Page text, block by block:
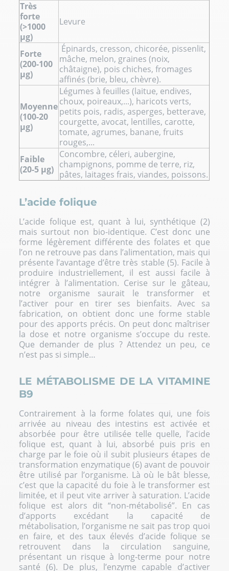
Très
forte
(>1000
μg)
Levure
Forte
(200-100
μg)
Épinards, cresson, chicorée, pissenlit,
mâche, melon, graines (noix,
châtaigne), pois chiches, fromages
affinés (brie, bleu, chèvre).
Moyenne
(100-20
μg)
Légumes à feuilles (laitue, endives,
choux, poireaux,...), haricots verts,
petits pois, radis, asperges, betterave,
courgette, avocat, lentilles, carotte,
tomate, agrumes, banane, fruits
rouges,...
Faible
(20-5 μg)
Concombre, céleri, aubergine,
champignons, pomme de terre, riz,
pâtes, laitages frais, viandes, poissons.
L’acide folique
L’acide folique est, quant à lui, synthétique (2)
mais surtout non bio-identique. C’est donc une
forme légèrement différente des folates et que
l’on ne retrouve pas dans l’alimentation, mais qui
présente l’avantage d’être très stable (5). Facile à
produire industriellement, il est aussi facile à
intégrer à l’alimentation. Cerise sur le gâteau,
notre organisme saurait le transformer et
l’activer pour en tirer ses bienfaits. Avec sa
fabrication, on obtient donc une forme stable
pour des apports précis. On peut donc maîtriser
la dose et notre organisme s’occupe du reste.
Que demander de plus ? Attendez un peu, ce
n’est pas si simple…
LE MÉTABOLISME DE LA VITAMINE
B9
Contrairement à la forme folates qui, une fois
arrivée au niveau des intestins est activée et
absorbée pour être utilisée telle quelle, l’acide
folique est, quant à lui, absorbé puis pris en
charge par le foie où il subit plusieurs étapes de
transformation enzymatique (6) avant de pouvoir
être utilisé par l’organisme. Là où le bât blesse,
c’est que la capacité du foie à le transformer est
limitée, et il peut vite arriver à saturation. L’acide
folique est alors dit “non-métabolisé”. En cas
d’apports excédant la capacité de
métabolisation, l’organisme ne sait pas trop quoi
en faire, et des taux élevés d’acide folique se
retrouvent dans la circulation sanguine,
présentant un risque à long-terme pour notre
santé (6). De plus, l’enzyme capable d’activer